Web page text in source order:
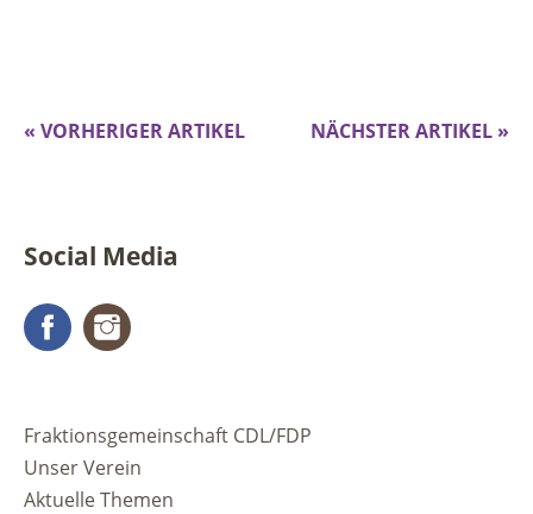
NÄCHSTER ARTIKEL »
« VORHERIGER ARTIKEL
Social Media
Facebook
Fraktionsgemeinschaft CDL/FDP
Unser Verein
Aktuelle Themen